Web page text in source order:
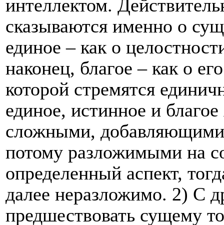
интеллектом.
сказываются именно о
единое – как о
наконец, благое – как о
которой стремятся
единое, истинное и
сложными,
потому разложимыми на
определенный аспект,
далее неразложимо. 2) С
предшествовать сущему